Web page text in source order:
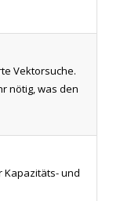
und produktiver
vermitteln
konkrete
– von der
Copilot an,
sind
Vektorsuche.
nötig, was den
Kapazitäts- und